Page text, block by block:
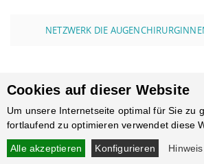
NETZWERK DIE
Cookies auf dieser Website
Um unsere Internetseite optimal für Sie zu
fortlaufend zu optimieren verwendet diese
Alle akzeptieren Konfigurieren